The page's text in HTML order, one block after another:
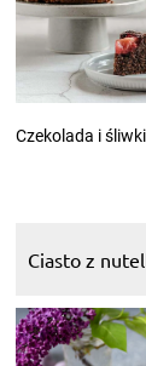
Czekolada i
Ciasto z